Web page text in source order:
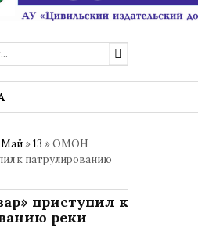
Май »13 » ОМОН
к патрулированию
приступил к
реки